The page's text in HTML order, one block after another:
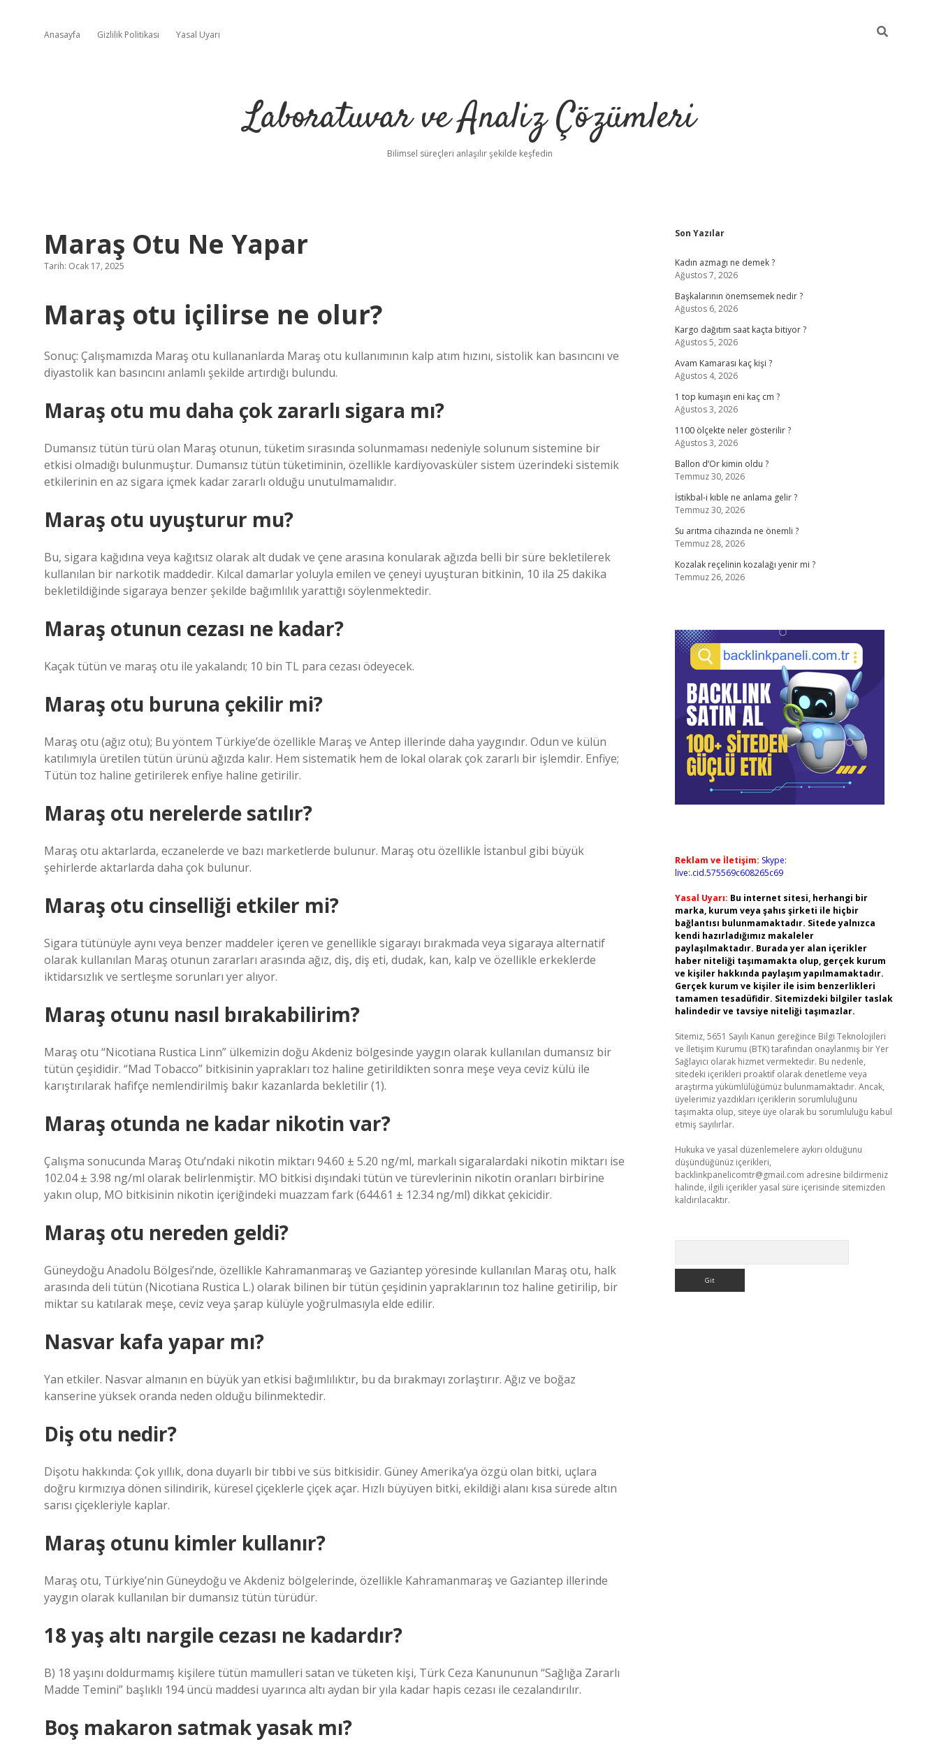
Anasayfa Gizlilik Politikası Yasal Uyarı
Laboratuvar ve Analiz Çözümleri
Bilimsel süreçleri anlaşılır şekilde keşfedin
Maraş Otu Ne Yapar
Tarih: Ocak 17, 2025
Maraş otu içilirse ne olur?
Sonuç: Çalışmamızda Maraş otu kullananlarda Maraş otu kullanımının kalp atım hızını, sistolik kan basıncını ve
diyastolik kan basıncını anlamlı şekilde artırdığı bulundu.
Maraş otu mu daha çok zararlı sigara mı?
Dumansız tütün türü olan Maraş otunun, tüketim sırasında solunmaması nedeniyle solunum sistemine bir
etkisi olmadığı bulunmuştur. Dumansız tütün tüketiminin, özellikle kardiyovasküler sistem üzerindeki sistemik
etkilerinin en az sigara içmek kadar zararlı olduğu unutulmamalıdır.
Maraş otu uyuşturur mu?
Bu, sigara kağıdına veya kağıtsız olarak alt dudak ve çene arasına konularak ağızda belli bir süre bekletilerek
kullanılan bir narkotik maddedir. Kılcal damarlar yoluyla emilen ve çeneyi uyuşturan bitkinin, 10 ila 25 dakika
bekletildiğinde sigaraya benzer şekilde bağımlılık yarattığı söylenmektedir.
Maraş otunun cezası ne kadar?
Kaçak tütün ve maraş otu ile yakalandı; 10 bin TL para cezası ödeyecek.
Maraş otu buruna çekilir mi?
Maraş otu (ağız otu); Bu yöntem Türkiye’de özellikle Maraş ve Antep illerinde daha yaygındır. Odun ve külün
katılımıyla üretilen tütün ürünü ağızda kalır. Hem sistematik hem de lokal olarak çok zararlı bir işlemdir. Enfiye;
Tütün toz haline getirilerek enfiye haline getirilir.
Maraş otu nerelerde satılır?
Maraş otu aktarlarda, eczanelerde ve bazı marketlerde bulunur. Maraş otu özellikle İstanbul gibi büyük
şehirlerde aktarlarda daha çok bulunur.
Maraş otu cinselliği etkiler mi?
Sigara tütünüyle aynı veya benzer maddeler içeren ve genellikle sigarayı bırakmada veya sigaraya alternatif
olarak kullanılan Maraş otunun zararları arasında ağız, diş, diş eti, dudak, kan, kalp ve özellikle erkeklerde
iktidarsızlık ve sertleşme sorunları yer alıyor.
Maraş otunu nasıl bırakabilirim?
Maraş otu “Nicotiana Rustica Linn” ülkemizin doğu Akdeniz bölgesinde yaygın olarak kullanılan dumansız bir
tütün çeşididir. “Mad Tobacco” bitkisinin yaprakları toz haline getirildikten sonra meşe veya ceviz külü ile
karıştırılarak hafifçe nemlendirilmiş bakır kazanlarda bekletilir (1).
Maraş otunda ne kadar nikotin var?
Çalışma sonucunda Maraş Otu’ndaki nikotin miktarı 94.60 ± 5.20 ng/ml, markalı sigaralardaki nikotin miktarı ise
102.04 ± 3.98 ng/ml olarak belirlenmiştir. MO bitkisi dışındaki tütün ve türevlerinin nikotin oranları birbirine
yakın olup, MO bitkisinin nikotin içeriğindeki muazzam fark (644.61 ± 12.34 ng/ml) dikkat çekicidir.
Maraş otu nereden geldi?
Güneydoğu Anadolu Bölgesi’nde, özellikle Kahramanmaraş ve Gaziantep yöresinde kullanılan Maraş otu, halk
arasında deli tütün (Nicotiana Rustica L.) olarak bilinen bir tütün çeşidinin yapraklarının toz haline getirilip, bir
miktar su katılarak meşe, ceviz veya şarap külüyle yoğrulmasıyla elde edilir.
Nasvar kafa yapar mı?
Yan etkiler. Nasvar almanın en büyük yan etkisi bağımlılıktır, bu da bırakmayı zorlaştırır. Ağız ve boğaz
kanserine yüksek oranda neden olduğu bilinmektedir.
Diş otu nedir?
Dişotu hakkında: Çok yıllık, dona duyarlı bir tıbbi ve süs bitkisidir. Güney Amerika’ya özgü olan bitki, uçlara
doğru kırmızıya dönen silindirik, küresel çiçeklerle çiçek açar. Hızlı büyüyen bitki, ekildiği alanı kısa sürede altın
sarısı çiçekleriyle kaplar.
Maraş otunu kimler kullanır?
Maraş otu, Türkiye’nin Güneydoğu ve Akdeniz bölgelerinde, özellikle Kahramanmaraş ve Gaziantep illerinde
yaygın olarak kullanılan bir dumansız tütün türüdür.
18 yaş altı nargile cezası ne kadardır?
B) 18 yaşını doldurmamış kişilere tütün mamulleri satan ve tüketen kişi, Türk Ceza Kanununun “Sağlığa Zararlı
Madde Temini” başlıklı 194 üncü maddesi uyarınca altı aydan bir yıla kadar hapis cezası ile cezalandırılır.
Boş makaron satmak yasak mı?
Sidebar
Son Yazılar
Kadın azmagı ne demek ?
Ağustos 7, 2026
Başkalarının önemsemek nedir ?
Ağustos 6, 2026
Kargo dağıtım saat kaçta bitiyor ?
Ağustos 5, 2026
Avam Kamarası kaç kişi ?
Ağustos 4, 2026
1 top kumaşın eni kaç cm ?
Ağustos 3, 2026
1100 ölçekte neler gösterilir ?
Ağustos 3, 2026
Ballon d’Or kimin oldu ?
Temmuz 30, 2026
İstikbal-i kıble ne anlama gelir ?
Temmuz 30, 2026
Su arıtma cihazında ne önemli ?
Temmuz 28, 2026
Kozalak reçelinin kozalağı yenir mi ?
Temmuz 26, 2026
Reklam ve İletişim: Skype:
live:.cid.575569c608265c69
Yasal Uyarı: Bu internet sitesi, herhangi bir
marka, kurum veya şahıs şirketi ile hiçbir
bağlantısı bulunmamaktadır. Sitede yalnızca
kendi hazırladığımız makaleler
paylaşılmaktadır. Burada yer alan içerikler
haber niteliği taşımamakta olup, gerçek kurum
ve kişiler hakkında paylaşım yapılmamaktadır.
Gerçek kurum ve kişiler ile isim benzerlikleri
tamamen tesadüfidir. Sitemizdeki bilgiler taslak
halindedir ve tavsiye niteliği taşımazlar.
Sitemiz, 5651 Sayılı Kanun gereğince Bilgi Teknolojileri
ve İletişim Kurumu (BTK) tarafından onaylanmış bir Yer
Sağlayıcı olarak hizmet vermektedir. Bu nedenle,
sitedeki içerikleri proaktif olarak denetleme veya
araştırma yükümlülüğümüz bulunmamaktadır. Ancak,
üyelerimiz yazdıkları içeriklerin sorumluluğunu
taşımakta olup, siteye üye olarak bu sorumluluğu kabul
etmiş sayılırlar.
Hukuka ve yasal düzenlemelere aykırı olduğunu
düşündüğünüz içerikleri,
backlinkpanelicomtr@gmail.com adresine bildirmeniz
halinde, ilgili içerikler yasal süre içerisinde sitemizden
kaldırılacaktır.